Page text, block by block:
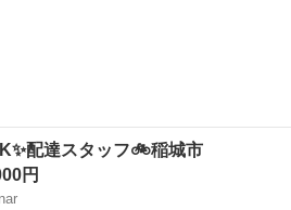
配達スタッフ🚲稲城市
円